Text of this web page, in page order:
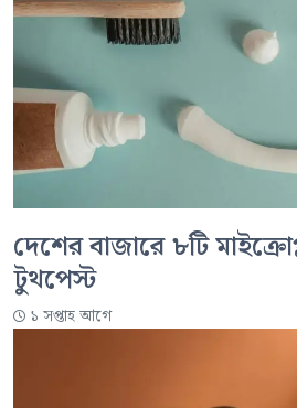
দেশের বাজারে ৮টি
টুথপেস্ট
১ সপ্তাহ আগে